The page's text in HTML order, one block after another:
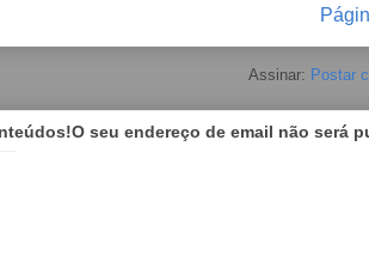
Assinar: Postar
seu endereço de email não será